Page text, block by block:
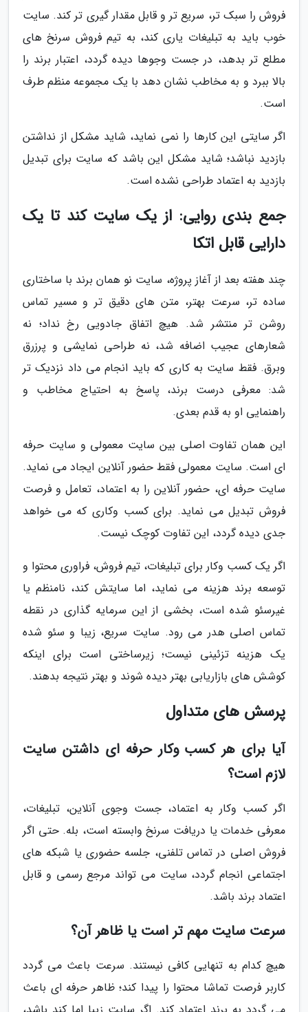
فروش را سبک تر، سریع تر و قابل مقدار گیری تر کند. سایت
خوب باید به تبلیغات یاری کند، به تیم فروش سرنخ های
مطلع تر بدهد، در جست وجوها دیده گردد، اعتبار برند را
بالا ببرد و به مخاطب نشان دهد با یک مجموعه منظم طرف
است.
اگر سایتی این کارها را نمی نماید، شاید مشکل از نداشتن
بازدید نباشد؛ شاید مشکل این باشد که سایت برای تبدیل
بازدید به اعتماد طراحی نشده است.
جمع بندی روایی: از یک سایت کند تا یک
دارایی قابل اتکا
چند هفته بعد از آغاز پروژه، سایت نو همان برند با ساختاری
ساده تر، سرعت بهتر، متن های دقیق تر و مسیر تماس
روشن تر منتشر شد. هیچ اتفاق جادویی رخ نداد؛ نه
شعارهای عجیب اضافه شد، نه طراحی نمایشی و پرزرق
وبرق. فقط سایت به کاری که باید انجام می داد نزدیک تر
شد: معرفی درست برند، پاسخ به احتیاج مخاطب و
راهنمایی او به قدم بعدی.
این همان تفاوت اصلی بین سایت معمولی و سایت حرفه
ای است. سایت معمولی فقط حضور آنلاین ایجاد می نماید.
سایت حرفه ای، حضور آنلاین را به اعتماد، تعامل و فرصت
فروش تبدیل می نماید. برای کسب وکاری که می خواهد
جدی دیده گردد، این تفاوت کوچک نیست.
اگر یک کسب وکار برای تبلیغات، تیم فروش، فراوری محتوا و
توسعه برند هزینه می نماید، اما سایتش کند، نامنظم یا
غیرسئو شده است، بخشی از این سرمایه گذاری در نقطه
تماس اصلی هدر می رود. سایت سریع، زیبا و سئو شده
یک هزینه تزئینی نیست؛ زیرساختی است برای اینکه
کوشش های بازاریابی بهتر دیده شوند و بهتر نتیجه بدهند.
پرسش های متداول
آیا برای هر کسب وکار حرفه ای داشتن سایت
لازم است؟
اگر کسب وکار به اعتماد، جست وجوی آنلاین، تبلیغات،
معرفی خدمات یا دریافت سرنخ وابسته است، بله. حتی اگر
فروش اصلی در تماس تلفنی، جلسه حضوری یا شبکه های
اجتماعی انجام گردد، سایت می تواند مرجع رسمی و قابل
اعتماد برند باشد.
سرعت سایت مهم تر است یا ظاهر آن؟
هیچ کدام به تنهایی کافی نیستند. سرعت باعث می گردد
کاربر فرصت تماشا محتوا را پیدا کند؛ ظاهر حرفه ای باعث